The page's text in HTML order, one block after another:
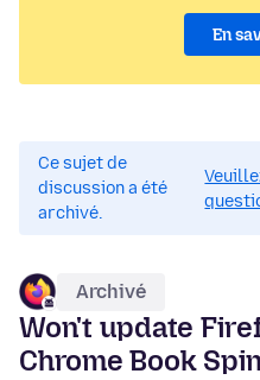
En
Ce sujet de
discussion a été
archivé.
Archivé
Won't update
Chrome Book